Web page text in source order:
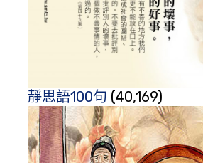
靜思語100句 (40,169)